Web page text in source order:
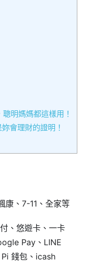
明媽媽都這樣用！
會理財的證明！
康、7-11、全家等
、悠遊卡、一卡
Pay、LINE
錢包、icash